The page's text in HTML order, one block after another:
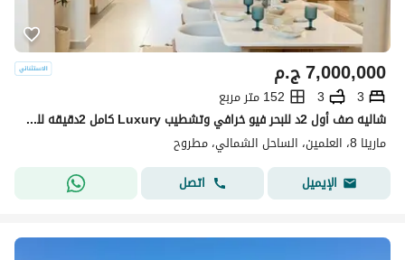
ج.م7,000,000
3
3
152 متر مربع
شاليه صف أول 2د للبحر فيو خرافي وتشطيب Luxury كامل 2دقيقه للبحر ولوكيشن خيالي بأرقى قرى الساحل الشمالي مع أسهل خطة سداد وخصوصية كاملة
مارينا 8، العلمين، الساحل الشمالي، مطروح
الإيميل
اتصل